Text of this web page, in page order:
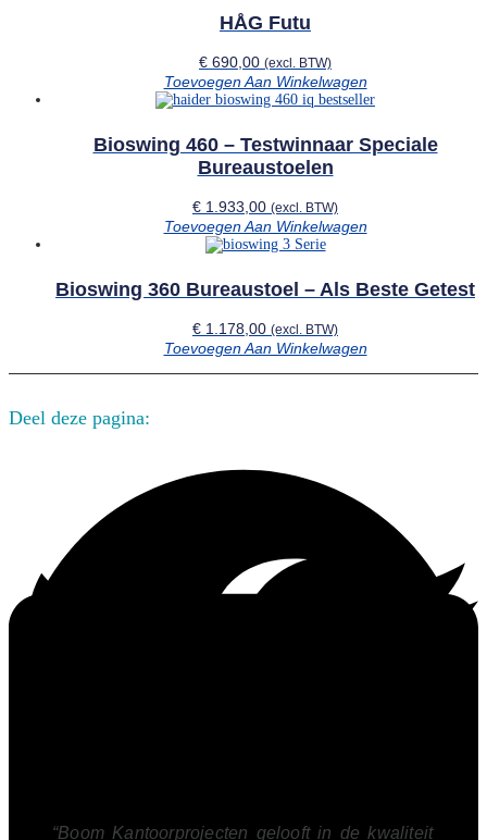
HÅG Futu
€ 690,00 (excl. BTW)
Toevoegen Aan Winkelwagen
Bioswing 460 – Testwinnaar Speciale
Bureaustoelen
€ 1.933,00 (excl. BTW)
Toevoegen Aan Winkelwagen
Bioswing 360 Bureaustoel – Als Beste Getest
€ 1.178,00 (excl. BTW)
Toevoegen Aan Winkelwagen
Deel deze pagina:
“Boom Kantoorprojecten gelooft in de kwaliteit